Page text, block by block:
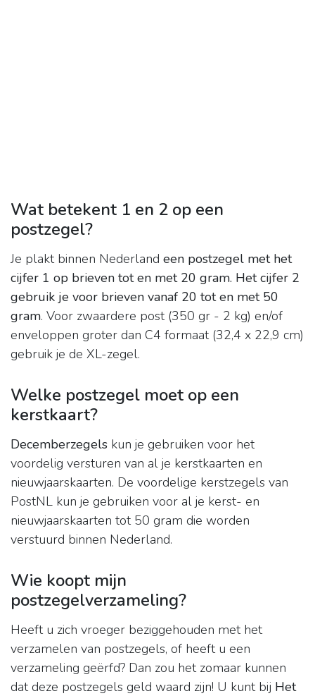
Wat betekent 1 en 2 op een
postzegel?
Je plakt binnen Nederland een postzegel met het
cijfer 1 op brieven tot en met 20 gram. Het cijfer 2
gebruik je voor brieven vanaf 20 tot en met 50
gram. Voor zwaardere post (350 gr - 2 kg) en/of
enveloppen groter dan C4 formaat (32,4 x 22,9 cm)
gebruik je de XL-zegel.
Welke postzegel moet op een
kerstkaart?
Decemberzegels kun je gebruiken voor het
voordelig versturen van al je kerstkaarten en
nieuwjaarskaarten. De voordelige kerstzegels van
PostNL kun je gebruiken voor al je kerst- en
nieuwjaarskaarten tot 50 gram die worden
verstuurd binnen Nederland.
Wie koopt mijn
postzegelverzameling?
Heeft u zich vroeger beziggehouden met het
verzamelen van postzegels, of heeft u een
verzameling geërfd? Dan zou het zomaar kunnen
dat deze postzegels geld waard zijn! U kunt bij Het